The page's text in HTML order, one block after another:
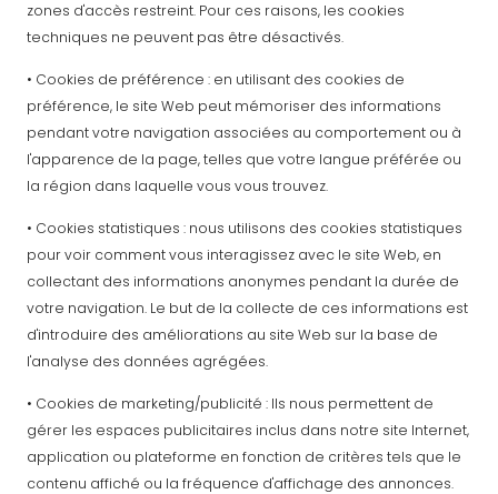
zones d'accès restreint. Pour ces raisons, les cookies
techniques ne peuvent pas être désactivés.
• Cookies de préférence : en utilisant des cookies de
préférence, le site Web peut mémoriser des informations
pendant votre navigation associées au comportement ou à
l'apparence de la page, telles que votre langue préférée ou
la région dans laquelle vous vous trouvez.
• Cookies statistiques : nous utilisons des cookies statistiques
pour voir comment vous interagissez avec le site Web, en
collectant des informations anonymes pendant la durée de
votre navigation. Le but de la collecte de ces informations est
d'introduire des améliorations au site Web sur la base de
l'analyse des données agrégées.
• Cookies de marketing/publicité : Ils nous permettent de
gérer les espaces publicitaires inclus dans notre site Internet,
application ou plateforme en fonction de critères tels que le
contenu affiché ou la fréquence d'affichage des annonces.